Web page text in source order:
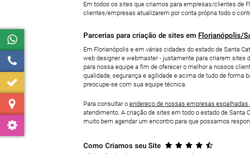
Em todos os sites que criamos para empresas/clientes de
clientes/empresas atualizarem por conta própria todo o
Parcerias para criação de sites em Florianópolis/
Em Florianópolis e em várias cidades do estado de Santa
web designer e webmaster - justamente para criarem
para nossa equipe a fim de oferecer o melhor a nossos
qualidade, segurança e agilidade e acima de tudo de
preocupe-se com sua equipe técnica.
Para consultar o endereço de nossas empresas espalhadas
atendimento. A criação de sites em todo o estado de Santa
muito bem agendar um encontro para que possamos
Como Criamos seu Site